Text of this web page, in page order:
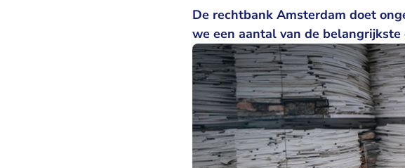
De rechtbank Amsterdam doet
we een aantal van de